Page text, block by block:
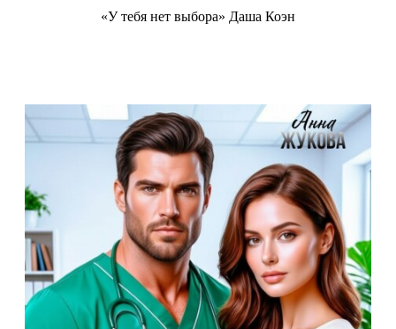
«У тебя нет выбора» Даша Коэн